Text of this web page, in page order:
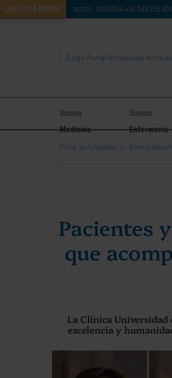
¿NECESITA AYUDA? SEDES: NAVARRA +34 948 255 400
Somos
Medicina
Somos
Enfermería
Portal de Actualidad > Somos
Pacientes
que
La Clínica
excelencia y